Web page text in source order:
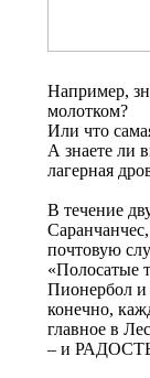
Например,
молотком?
Или что
А знаете ли
лагерная
В течение
почтовую
«Полосатые
Пионербол и
конечно,
главное в
– и